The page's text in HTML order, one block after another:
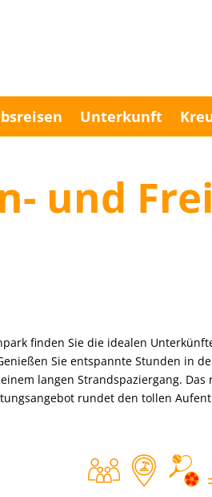
Unterkunft
und
finden Sie die idealen
Sie entspannte Stunden in
langen Strandspaziergang. Das
rundet den tollen